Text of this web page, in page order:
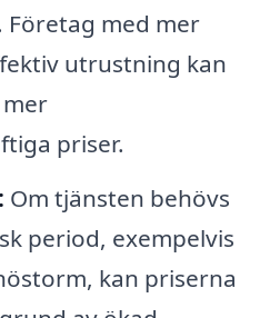
Företag med mer
utrustning kan
priser.
Om tjänsten behövs
period, exempelvis
kan priserna